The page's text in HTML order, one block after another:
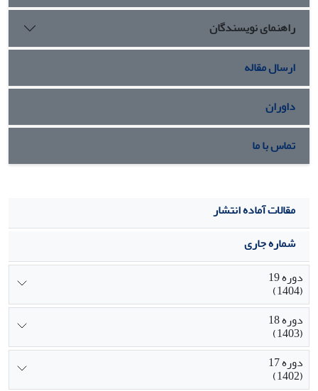
نداشت اما توسعه برونزایِ کلانشهر کرمانشاه این روستا را به
شیوه‌ای آمرانه و از بالا در درون خود جای داد. به همین دلیل
پیامدهای منفی گوناگونی به همراه داشت که عبارتند از: از بین
رفتن زمین‌های کشاورزی، سلب مالکیت گسترده، زوال
سکونت‌پذیری، شکل‌گیری محله‌ای کم‌برخودار، قیمت پایین ملک
وانزوای تحمیلی در درون دیوارهای بلند
راهنمای نویسندگان
ارسال مقاله
داوران
تماس با ما
مقالات آماده انتشار
شماره جاری
دوره 19
(1404)
دوره 18
(1403)
دوره 17
(1402)